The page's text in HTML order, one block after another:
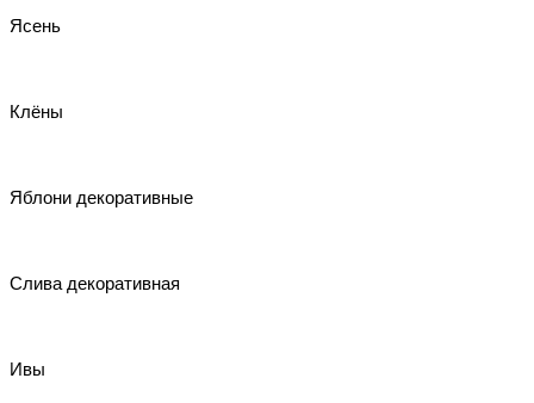
Ясень
Клёны
Яблони декоративные
Слива декоративная
Ивы